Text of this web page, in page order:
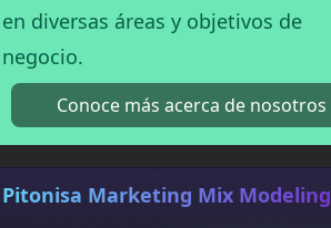
en diversas áreas y objetivos de
negocio.
Conoce más acerca de nosotros
Pitonisa Marketing Mix Modeling